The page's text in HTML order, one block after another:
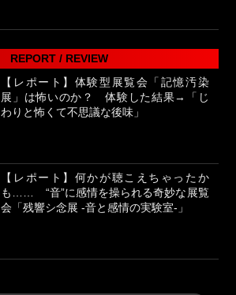
REPORT / REVIEW
【レポート】体験型展覧会「記憶汚染
展」は怖いのか？ 体験した結果→「じ
わりと怖くて不思議な後味」
【レポート】何かが聴こえちゃったか
も…… “音”に感情を操られる奇妙な展覧
会「残響シ念展 -⾳と感情の実験室-」